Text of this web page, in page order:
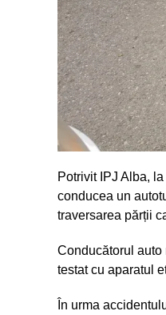
Potrivit IPJ Alba,
conducea un
traversarea părții
Conducătorul auto
testat cu aparatul
În urma